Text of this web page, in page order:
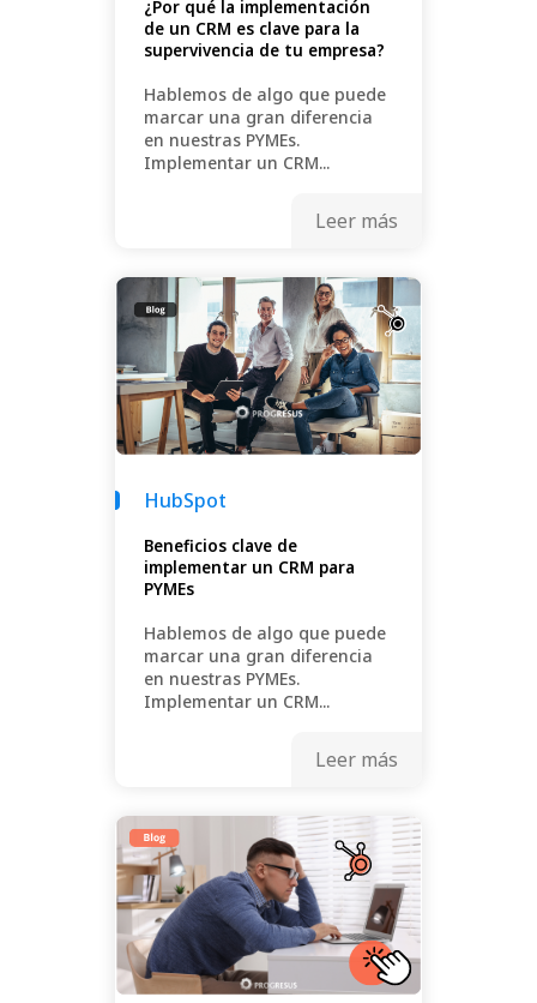
¿Por qué la implementación
de un CRM es clave para la
supervivencia de tu empresa?
Hablemos de algo que puede
marcar una gran diferencia
en nuestras PYMEs.
Implementar un CRM...
Leer más
HubSpot
Beneficios clave de
implementar un CRM para
PYMEs
Hablemos de algo que puede
marcar una gran diferencia
en nuestras PYMEs.
Implementar un CRM...
Leer más